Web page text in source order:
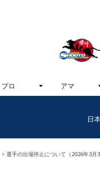
プロ アマ
日
選手の出場停止について（2026年3月